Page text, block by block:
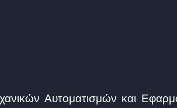
Αυτοματισμών και